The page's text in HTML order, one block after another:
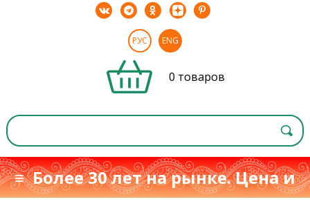
РУС ENG
0 товаров
≡ Более 30 лет на рынке. Цена и